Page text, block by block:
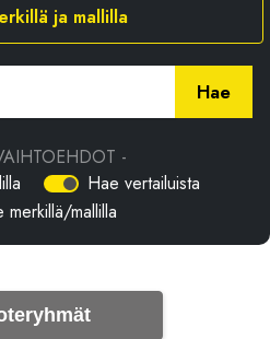
ja mallilla
Hae
-
Hae vertailuista
merkillä/mallilla